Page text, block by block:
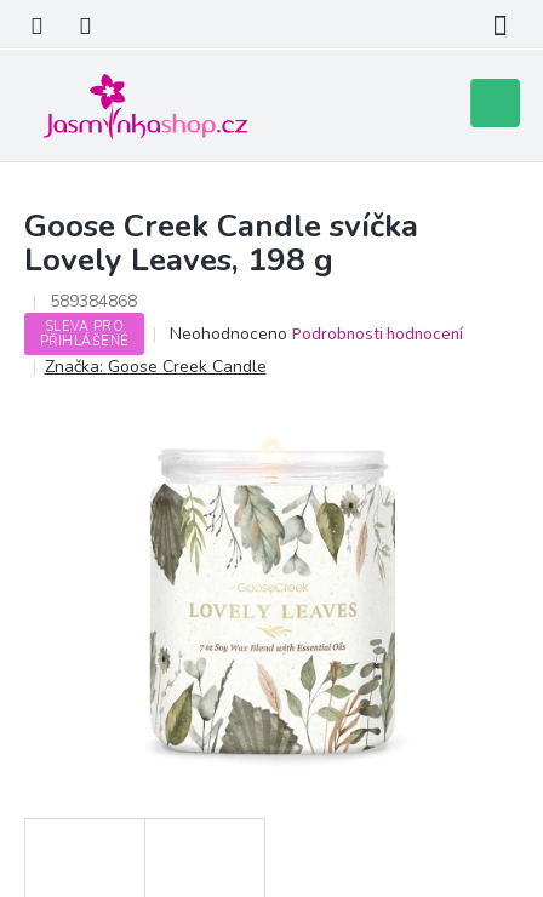
obsah
košík
Goose Creek Candle svíčka
Lovely Leaves, 198 g
589384868
SLEVA PRO
PŘIHLÁŠENÉ
Průměrné
hodnocení
produktu
z
hvězdiček.
Neohodnoceno Podrobnosti hodnocení
Značka: Goose Creek Candle